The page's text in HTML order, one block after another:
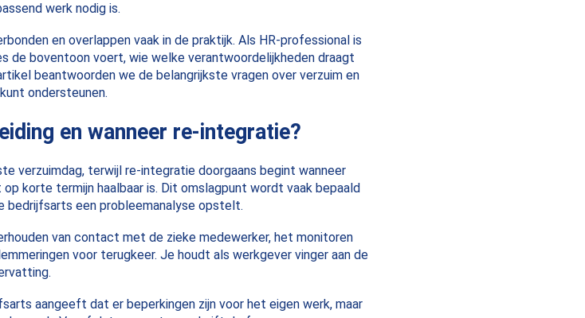
werk nodig is.
en overlappen vaak in de praktijk. Als HR-professional is
de boventoon voert, wie welke verantwoordelijkheden draagt
beantwoorden we de belangrijkste vragen over verzuim en
ondersteunen.
en wanneer re-integratie?
verzuimdag, terwijl re-integratie doorgaans begint wanneer
korte termijn haalbaar is. Dit omslagpunt wordt vaak bepaald
bedrijfsarts een probleemanalyse opstelt.
van contact met de zieke medewerker, het monitoren
voor terugkeer. Je houdt als werkgever vinger aan de
aangeeft dat er beperkingen zijn voor het eigen werk, maar